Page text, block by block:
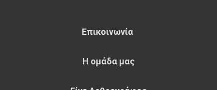
Επικοινωνία
Η ομάδα μας